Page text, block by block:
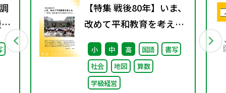
【特集 戦後80年】いま、
改めて平和教育を考え
る〜「あの日」を語り継
ぐ本川小学校の子どもた
ち〜
小 中 高 国語
書写
社会
地図
算数
学級経営